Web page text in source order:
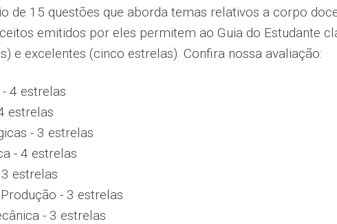
de 15 questões que aborda temas relativos a corpo
emitidos por eles permitem ao Guia do Estudante
e excelentes (cinco estrelas). Confira nossa avaliação:
4 estrelas
estrelas
- 3 estrelas
- 4 estrelas
estrelas
- 3 estrelas
- 3 estrelas